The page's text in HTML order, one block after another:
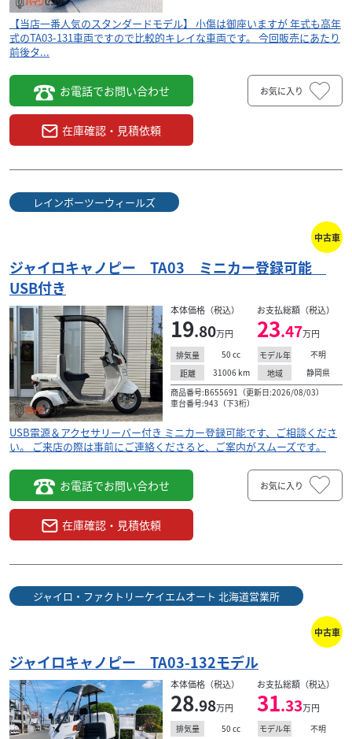
【当店一番人気のスタンダードモデル】 小傷は御座いますが 年式も高年
式のTA03-131車両ですので比較的キレイな車両です。 今回販売にあたり
前後タ...
お電話でお問い合わせ
在庫確認・見積依頼
お気に入り
レインボーツーウィールズ
中古車
ジャイロキャノピー TA03 ミニカー登録可能
USB付き
本体価格（税込）
19.80万円
お支払総額（税込）
23.47万円
排気量 50 cc モデル年
不明
距離
31006 km 地域
静岡県
商品番号:B655691（更新日:2026/08/03）
車台番号:943（下3桁）
USB電源＆アクセサリーバー付き ミニカー登録可能です、ご相談くださ
い。 ご来店の際は事前にご連絡くださると、ご案内がスムーズです。
お電話でお問い合わせ
在庫確認・見積依頼
お気に入り
ジャイロ・ファクトリーケイエムオート 北海道営業所
中古車
ジャイロキャノピー TA03-132モデル
本体価格（税込）
28.98万円
お支払総額（税込）
31.33万円
排気量 50 cc モデル年
不明